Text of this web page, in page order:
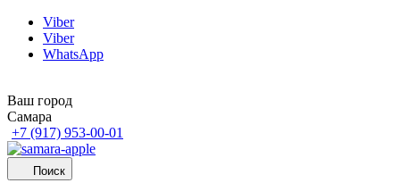
Viber
Viber
WhatsApp
Ваш город
Самара
+7 (917) 953-00-01
Поиск